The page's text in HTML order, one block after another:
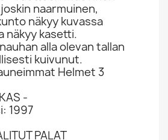
naarmuinen,
näkyy kuvassa
näkyy kasetti.
alla olevan tallan
kuivunut.
Helmet 3
-
1997
PALAT